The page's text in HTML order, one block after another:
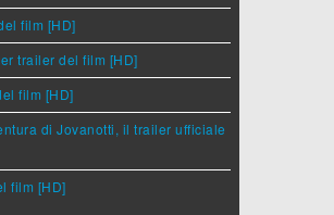
film [HD]
trailer del film [HD]
film [HD]
di Jovanotti, il trailer ufficiale
film [HD]